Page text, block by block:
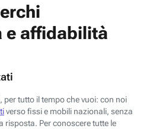
e affidabilità
per tutto il tempo che vuoi: con noi
verso fissi e mobili nazionali, senza
risposta. Per conoscere tutte le